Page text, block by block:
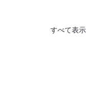
すべて表示